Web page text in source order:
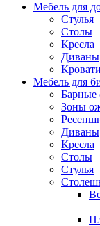
Мебель для
Стулья
Столы
Кресла
Диваны
Кровати
Мебель для
Барные
Зоны
Диваны
Кресла
Столы
Стулья